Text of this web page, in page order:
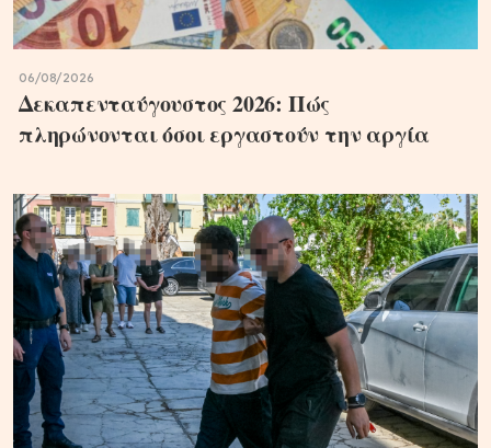
06/08/2026
Δεκαπενταύγουστος 2026: Πώς
πληρώνονται όσοι εργαστούν την αργία